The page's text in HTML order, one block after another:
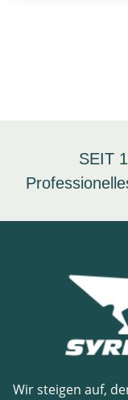
SEIT
Wir steigen auf,